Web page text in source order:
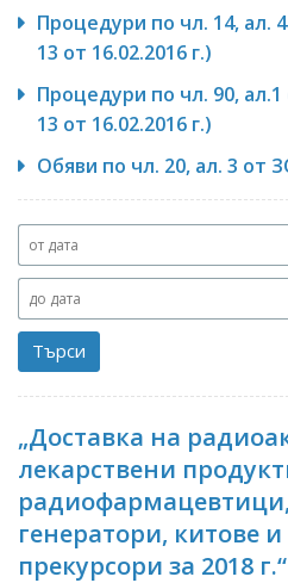
Процедури по чл. 14, ал.
13 от 16.02.2016 г.)
Процедури по чл. 90,
13 от 16.02.2016 г.)
Обяви по чл. 20, ал. 3 от
„Доставка на
лекарствени
генератори, китове
прекурсори за 2018 г.“